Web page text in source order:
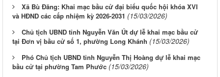
Xã Bù Đăng: Khai mạc bầu cử đại biểu quốc hội khóa XVI
và HĐND các cấp nhiệm kỳ 2026-2031 (15/03/2026)
Chủ tịch UBND tỉnh Nguyễn Văn Út dự lễ khai mạc bầu cử
tại Đơn vị bầu cử số 1, phường Long Khánh (15/03/2026)
Phó Chủ tịch UBND tỉnh Nguyễn Thị Hoàng dự lễ khai mạc
bầu cử tại phường Tam Phước (15/03/2026)